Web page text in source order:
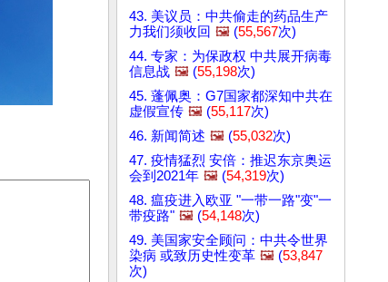
43. 美议员：中共偷走的药品生产
力我们须收回 🖼️ (55,567次)
44. 专家：为保政权 中共展开病毒
信息战 🖼️ (55,198次)
45. 蓬佩奥：G7国家都深知中共在
虚假宣传 🖼️ (55,117次)
46. 新闻简述 🖼️ (55,032次)
47. 疫情猛烈 安倍：推迟东京奥运
会到2021年 🖼️ (54,319次)
48. 瘟疫进入欧亚 "一带一路"变"一
带疫路" 🖼️ (54,148次)
49. 美国家安全顾问：中共令世界
染病 或致历史性变革 🖼️ (53,847
次)